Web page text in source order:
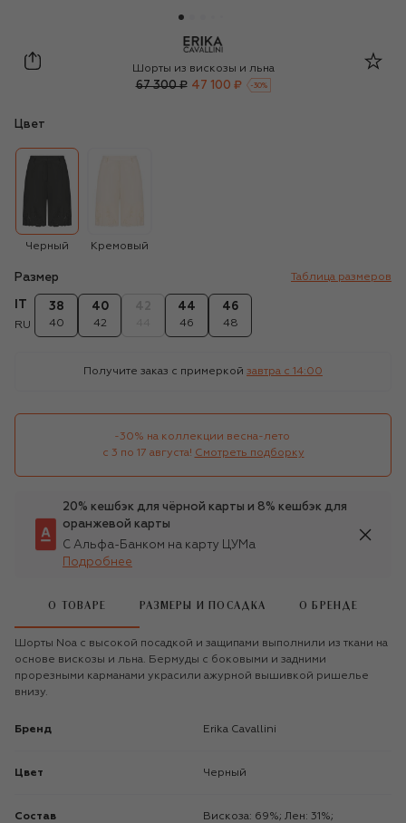
Erika Cavallini
Шорты из вискозы и льна
67 300 ₽ 47 100 ₽ -30%
Цвет
Черный Кремовый
Размер Таблица размеров
RU
38
40
40
42
44
46
46
48
Получите заказ с примеркой завтра c 14:00
-30% на коллекции весна-лето
с 3 по 17 августа! Смотреть подборку
20% кешбэк для чёрной карты и 8% кешбэк для
оранжевой карты
С Альфа-Банком на карту ЦУМа
Подробнее
О ТОВАРЕ РАЗМЕРЫ И ПОСАДКА О БРЕНДЕ
Шорты Noa с высокой посадкой и защипами выполнили из ткани на
основе вискозы и льна. Бермуды с боковыми и задними
прорезными карманами украсили ажурной вышивкой ришелье
внизу.
Бренд Erika Cavallini
Цвет Черный
Состав Вискоза: 69%; Лен: 31%;